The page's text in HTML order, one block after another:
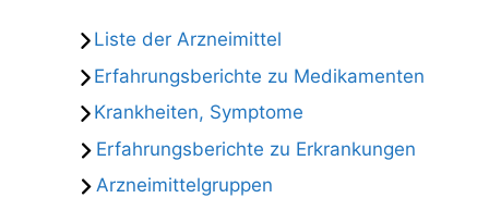
Liste der Arzneimittel
Erfahrungsberichte zu Medikamenten
Krankheiten, Symptome
Erfahrungsberichte zu Erkrankungen
Arzneimittelgruppen